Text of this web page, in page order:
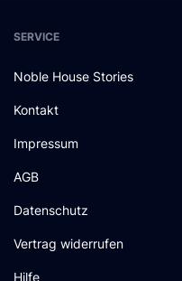
SERVICE
Noble House Stories
Kontakt
Impressum
AGB
Datenschutz
Vertrag widerrufen
Hilfe